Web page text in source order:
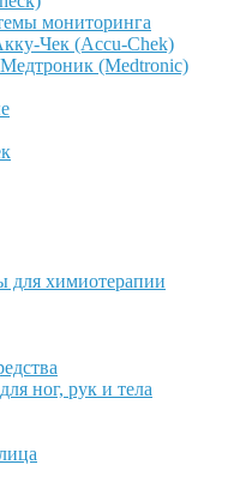
мониторинга
Чек (Accu-Chek)
(Medtronic)
для химиотерапии
ног, рук и тела